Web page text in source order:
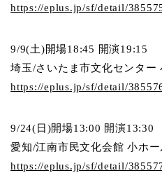
https://eplus.jp/sf/detail/
9/9(土)開場18:45 開演19:15
埼玉/さいたま市文化センター
https://eplus.jp/sf/detail/
9/24(日)開場13:00 開演13:30
愛知/江南市民文化会館 小ホー
https://eplus.jp/sf/detail/